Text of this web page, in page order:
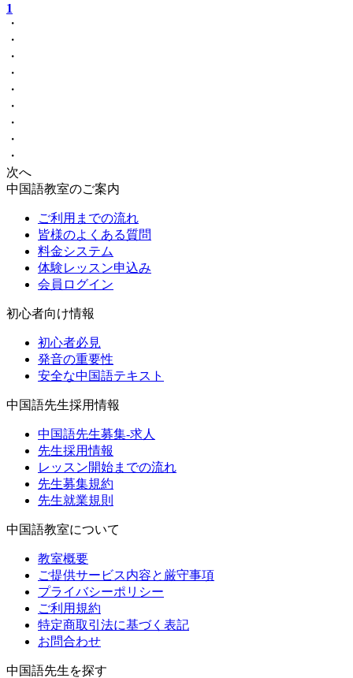
1
・
・
・
・
・
・
・
・
・
次へ
中国語教室のご案内
ご利用までの流れ
皆様のよくある質問
料金システム
体験レッスン申込み
会員ログイン
初心者向け情報
初心者必見
発音の重要性
安全な中国語テキスト
中国語先生採用情報
中国語先生募集-求人
先生採用情報
レッスン開始までの流れ
先生募集規約
先生就業規則
中国語教室について
教室概要
ご提供サービス内容と厳守事項
プライバシーポリシー
ご利用規約
特定商取引法に基づく表記
お問合わせ
中国語先生を探す